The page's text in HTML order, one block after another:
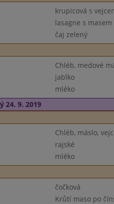
krupicová s
lasagne s
čaj zelený
Chléb, medové
jablko
mléko
24. 9. 2019
Chléb, máslo,
rajské
mléko
čočková
Krůtí maso po